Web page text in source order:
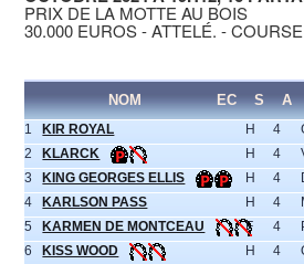
PRIX DE LA MOTTE AU BOIS
30.000 EUROS - ATTELÉ. -
NOM EC S A
1 KIR ROYAL H 4
2
KLARCK H 4
3
KING GEORGES ELLIS H 4
4
KARLSON PASS H 4
5
KARMEN DE MONTCEAU F 4
6
KISS WOOD H 4